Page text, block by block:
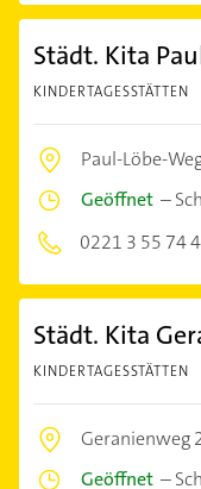
Städt. Kita
KINDERTAGESSTÄTTEN
Paul-Löbe-
Geöffnet –
0221 3 55 74
Städt. Kita
KINDERTAGESSTÄTTEN
Geranienweg
Geöffnet –